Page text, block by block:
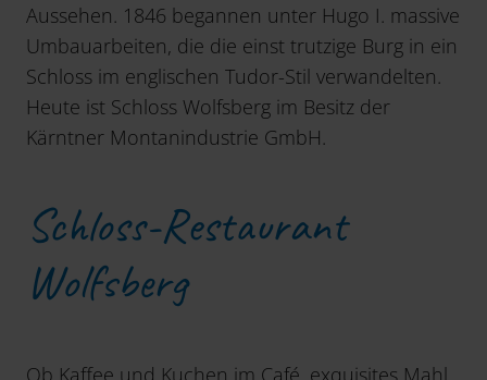
Aussehen. 1846 begannen unter Hugo I. massive
Umbauarbeiten, die die einst trutzige Burg in ein
Schloss im englischen Tudor-Stil verwandelten.
Heute ist Schloss Wolfsberg im Besitz der
Kärntner Montanindustrie GmbH.
Schloss-Restaurant
Wolfsberg